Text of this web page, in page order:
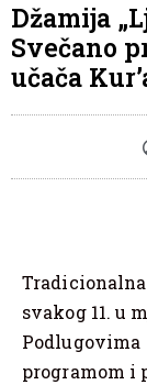
Džamija
Svečano
učača
svakog 11. u
Podlugovima
programom i